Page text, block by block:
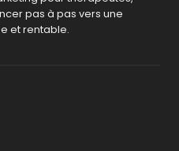
pas à pas vers une
et rentable.